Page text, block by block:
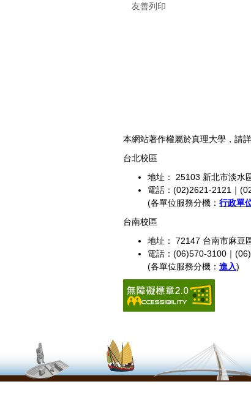
友善列印
本網站著作權屬於真理大學，請詳
台北校區
地址： 25103 新北市淡水
電話：(02)2621-2121｜
(各單位服務分機： 行政單
台南校區
地址： 72147 台南市麻豆
電話：(06)570-3100｜
(各單位服務分機： 進入)